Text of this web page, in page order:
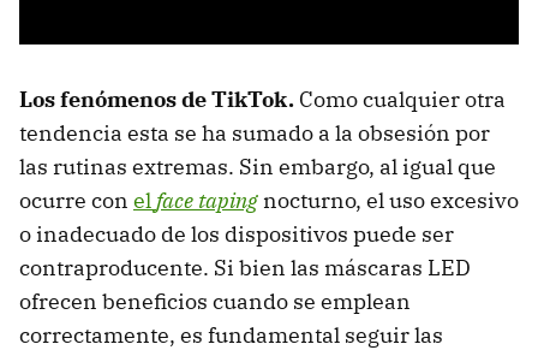
Los fenómenos de TikTok. Como cualquier otra
tendencia esta se ha sumado a la obsesión por
las rutinas extremas. Sin embargo, al igual que
ocurre con elface taping nocturno, el uso excesivo
o inadecuado de los dispositivos puede ser
contraproducente. Si bien las máscaras LED
ofrecen beneficios cuando se emplean
correctamente, es fundamental seguir las